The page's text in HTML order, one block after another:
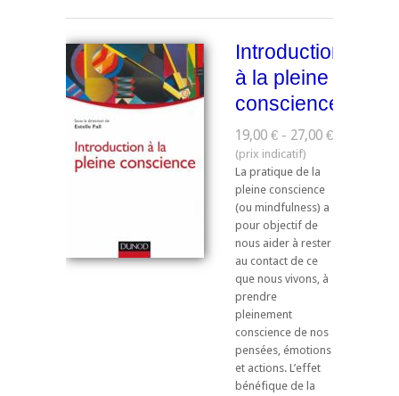
Introduction
à la pleine
conscience
19,00 € - 27,00 €
La pratique de la
pleine conscience
(ou mindfulness) a
pour objectif de
nous aider à rester
au contact de ce
que nous vivons, à
prendre
pleinement
conscience de nos
pensées, émotions
et actions. L’effet
bénéfique de la